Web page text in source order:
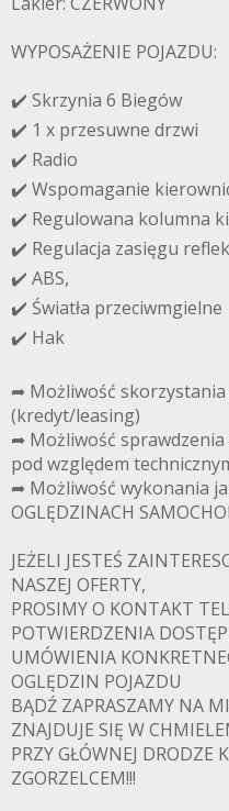
WYPOSAŻENIE POJAZDU:
✔️ Skrzynia 6 Biegów
✔️ 1 x przesuwne drzwi
✔️ Radio
✔️ Wspomaganie
✔️ Regulowana kolumna
✔️ Regulacja zasięgu
✔️ ABS,
✔️ Światła przeciwmgielne
✔️ Hak
➦ Możliwość
(kredyt/leasing)
➦ Możliwość
pod względem
➦ Możliwość wykonania
OGLĘDZINACH
JEŻELI JESTEŚ
NASZEJ OFERTY,
PROSIMY O KONTAKT
POTWIERDZENIA
UMÓWIENIA
OGLĘDZIN POJAZDU
BĄDŹ ZAPRASZAMY NA
ZNAJDUJE SIĘ W
PRZY GŁÓWNEJ DRODZE
ZGORZELCEM!!!